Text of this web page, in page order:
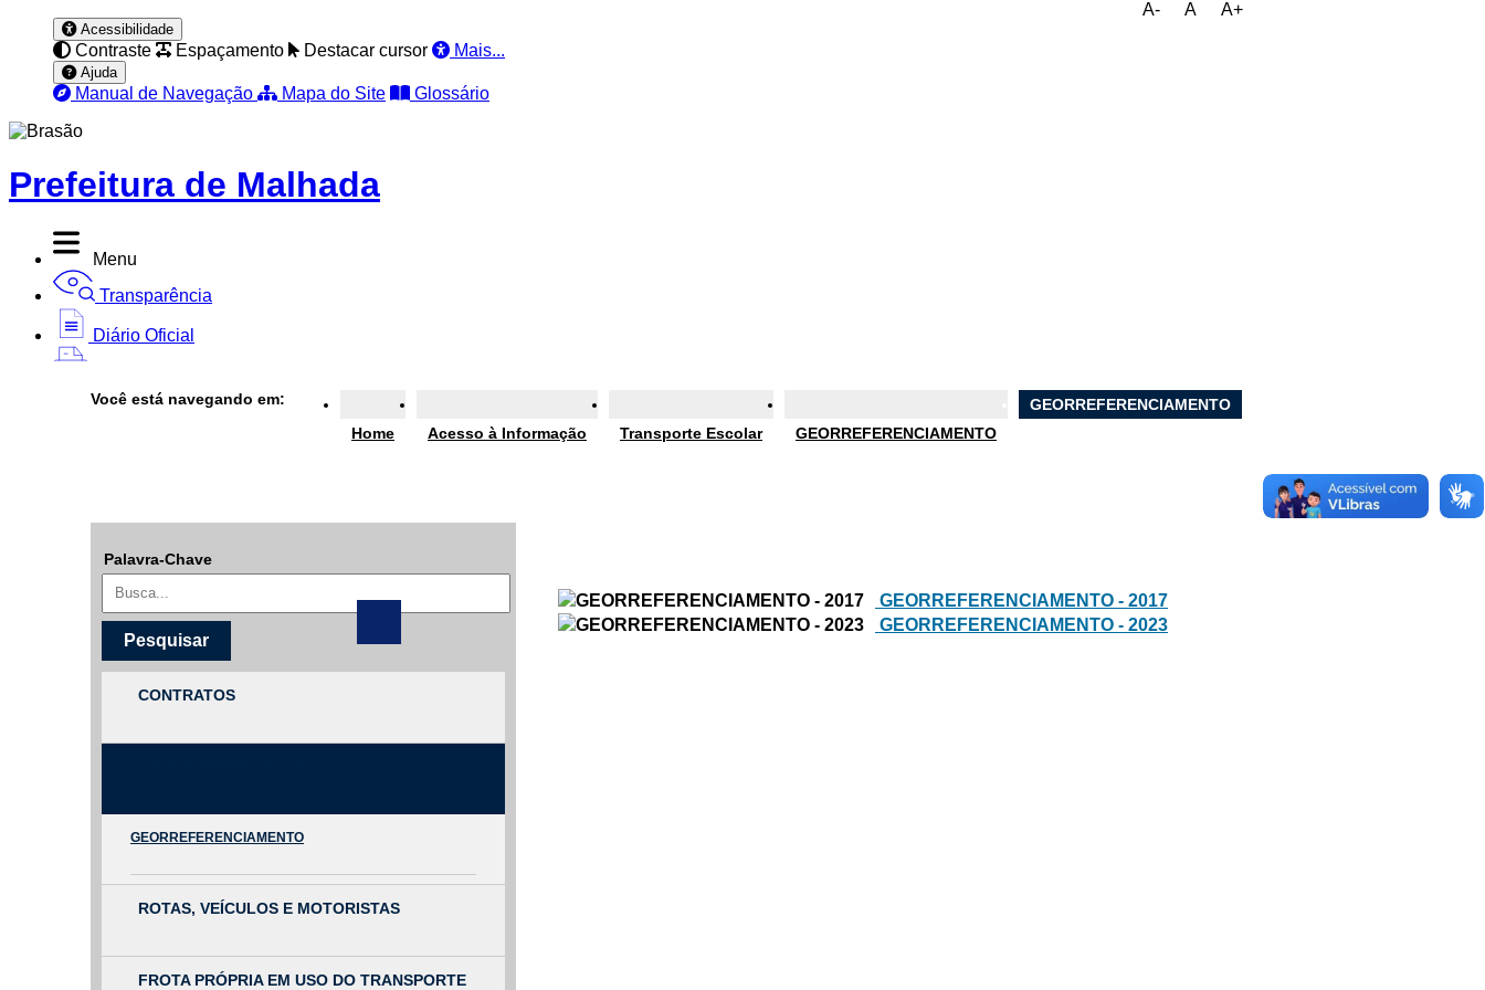
A- A A+
Acessibilidade
Contraste Espaçamento Destacar cursor Mais...
Ajuda
Manual de Navegação Mapa do Site Glossário
Prefeitura de Malhada
Menu
Transparência
Diário Oficial
Filtrar por todos
Acesso à Informação
Cidadão
Turistas
Videos
Fale conosco
Fale conosco
Você está navegando em:
Home
Acesso à Informação Transporte Escolar GEORREFERENCIAMENTO
GEORREFERENCIAMENTO
Palavra-Chave
CONTRATOS
GEORREFERENCIAMENTO
ROTAS, VEÍCULOS E MOTORISTAS
FROTA PRÓPRIA EM USO DO TRANSPORTE
GEORREFERENCIAMENTO - 2017
GEORREFERENCIAMENTO - 2023